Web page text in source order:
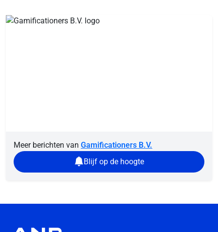
Meer berichten van Gamificationers B.V.
Blijf op de hoogte